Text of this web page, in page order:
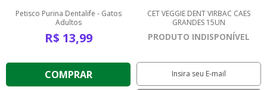
Petisco Purina Dentalife - Gatos
Adultos
R$ 13,99
COMPRAR
CET VEGGIE DENT VIRBAC CAES
GRANDES 15UN
PRODUTO INDISPONÍVEL